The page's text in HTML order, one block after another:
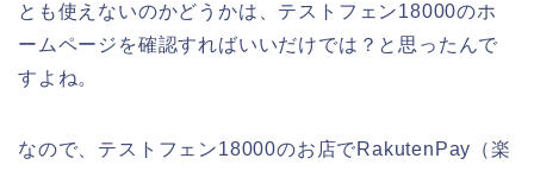
とも使えないのかどうかは、テストフェン18000のホ
ームページを確認すればいいだけでは？と思ったんで
すよね。
なので、テストフェン18000のお店でRakutenPay（楽